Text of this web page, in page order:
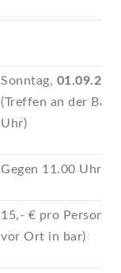
Sonntag, 01.09.24
(Treffen an der
Uhr)
Gegen 11.00 Uhr
15,- € pro Person
vor Ort in bar)